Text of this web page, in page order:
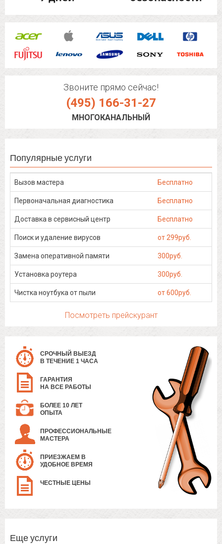
Звоните прямо сейчас!
(495) 166-31-27
МНОГОКАНАЛЬНЫЙ
Популярные услуги
Вызов мастера Бесплатно
Первоначальная диагностика Бесплатно
Доставка в сервисный центр Бесплатно
Поиск и удаление вирусов от 299руб.
Замена оперативной памяти 300руб.
Установка роутера 300руб.
Чистка ноутбука от пыли от 600руб.
Посмотреть прейскурант
СРОЧНЫЙ ВЫЕЗД
В ТЕЧЕНИЕ 1 ЧАСА
ГАРАНТИЯ
НА ВСЕ РАБОТЫ
БОЛЕЕ 10 ЛЕТ
ОПЫТА
ПРОФЕССИОНАЛЬНЫЕ
МАСТЕРА
ПРИЕЗЖАЕМ В
УДОБНОЕ ВРЕМЯ
ЧЕСТНЫЕ ЦЕНЫ
Еще услуги